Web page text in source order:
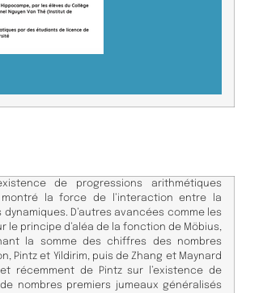
de progressions arithmétiques
la force de l’interaction entre la
D’autres avancées comme les
le principe d’aléa de la fonction de Möbius,
la somme des chiffres des nombres
Pintz et Yildirim, puis de Zhang et Maynard
récemment de Pintz sur l’existence de
nombres premiers jumeaux généralisés